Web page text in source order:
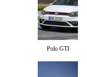
Polo GTI